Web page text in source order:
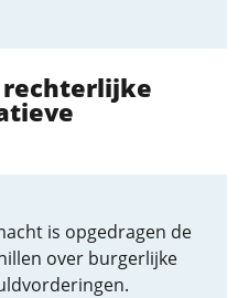
rechterlijke
is opgedragen de
over burgerlijke